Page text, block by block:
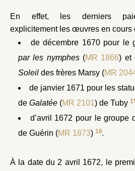
En effet, les derniers
explicitement les œuvres en cours
de décembre 1670 pour le
par les nymphes(MR 1866) et
Soleil des frères Marsy (MR
de janvier 1671 pour les
de Galatée (MR 2101) de Tuby
d’avril 1672 pour le groupe
de Guérin (MR 1873) 16.
À la date du 2 avril 1672, le